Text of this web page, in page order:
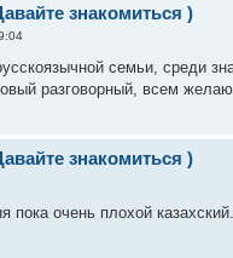
знакомиться )
семьи, среди
разговорный, всем
знакомиться )
очень плохой